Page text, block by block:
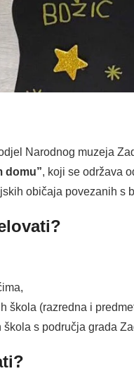
Narodnog muzeja
domu”, koji se održava
običaja povezanih s
škola (razredna i
s područja grada